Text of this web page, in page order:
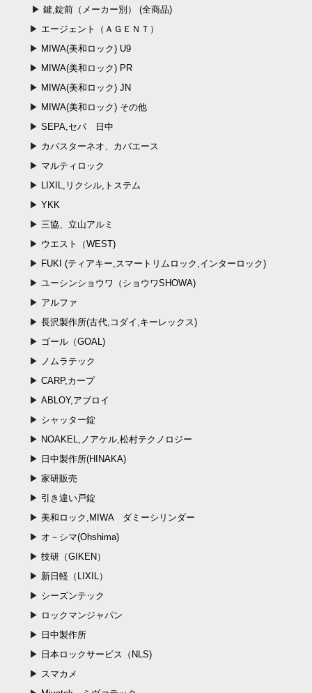
鍵,錠前（メーカー別） (全商品)
エージェント（ＡＧＥＮＴ）
MIWA(美和ロック) U9
MIWA(美和ロック) PR
MIWA(美和ロック) JN
MIWA(美和ロック) その他
SEPA,セパ 日中
カバスターネオ、カバエース
マルティロック
LIXIL,リクシル,トステム
YKK
三協、立山アルミ
ウエスト（WEST)
FUKI (ティアキー,スマートリムロック,インターロック)
ユーシンショウワ（ショウワSHOWA)
アルファ
長沢製作所(古代,コダイ,キーレックス)
ゴール（GOAL)
ノムラテック
CARP,カープ
ABLOY,アブロイ
シャッター錠
NOAKEL,ノアケル,松村テクノロジー
日中製作所(HINAKA)
家研販売
引き違い戸錠
美和ロック,MIWA ダミーシリンダー
オ－シマ(Ohshima)
技研（GIKEN）
新日軽（LIXIL）
シーズンテック
ロックマンジャパン
日中製作所
日本ロックサービス（NLS)
スマカメ